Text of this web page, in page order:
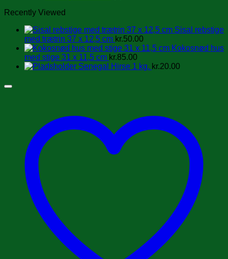
Recently Viewed
Sisal rebstige
med trætrin 37 x 12,5 cm kr.50.00
Kokosnød hus
med stige 31 x 11,5 cm kr.85.00
Senegal Hirse 1 kg. kr.20.00